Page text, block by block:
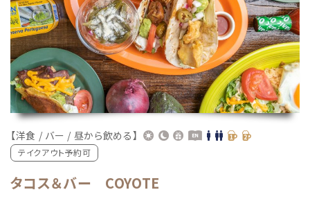
【洋食 / バー / 昼から飲める】
テイクアウト予約可
タコス＆バー COYOTE